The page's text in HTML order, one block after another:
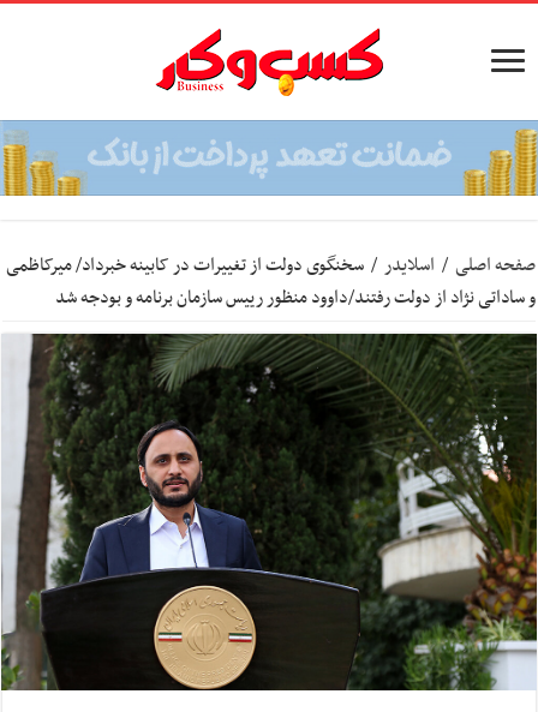
صفحه اصلی / اسلایدر / سخنگوی دولت از تغییرات در کابینه خبرداد/ میرکاظمی
و ساداتی نژاد از دولت رفتند/داوود منظور رییس سازمان برنامه و بودجه شد